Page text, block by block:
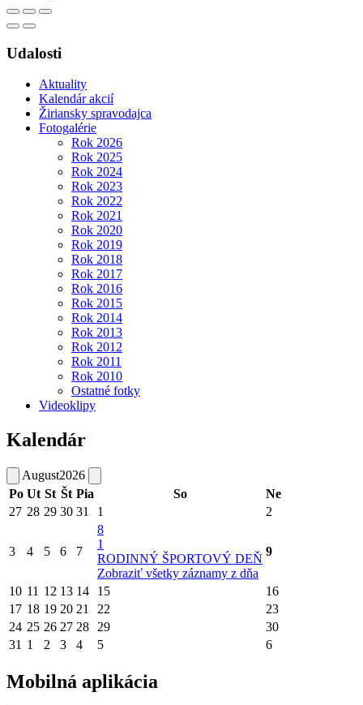
Udalosti
Aktuality
Kalendár akcií
Žiriansky spravodajca
Fotogalérie
Rok 2026
Rok 2025
Rok 2024
Rok 2023
Rok 2022
Rok 2021
Rok 2020
Rok 2019
Rok 2018
Rok 2017
Rok 2016
Rok 2015
Rok 2014
Rok 2013
Rok 2012
Rok 2011
Rok 2010
Ostatné fotky
Videoklipy
Kalendár
August2026
Po Ut St Št Pia So
Ne
27 28 29 30 31 1 2
3 4 5 6 7
8
1
RODINNÝ ŠPORTOVÝ DEŇ
Zobraziť všetky záznamy z dňa
9
10 11 12 13 14 15
16
17 18 19 20 21 22
23
24 25 26 27 28 29
30
31 1 2 3 4 5 6
Mobilná aplikácia